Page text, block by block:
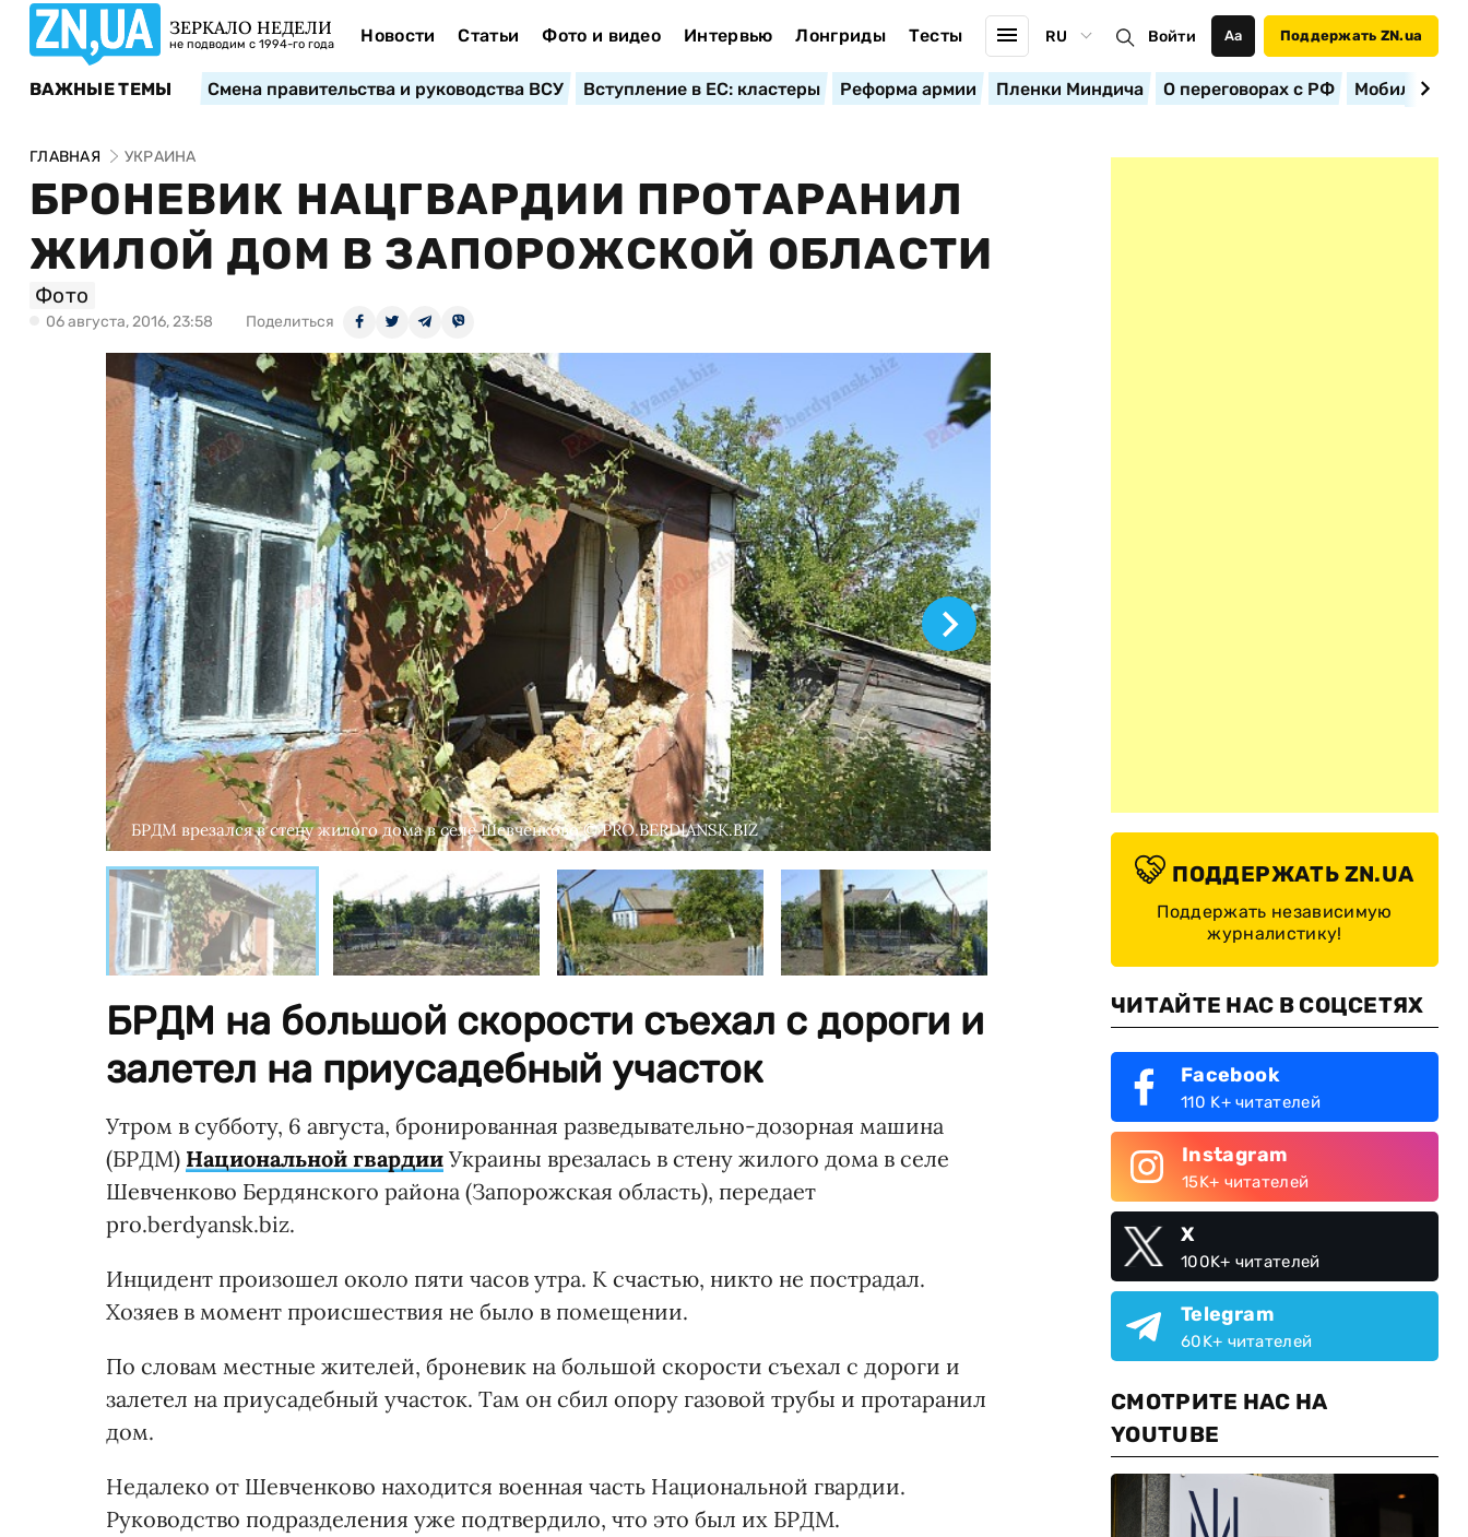
ЗЕРКАЛО НЕДЕЛИ
не подводим с 1994-го года Новости Статьи Фото и видео Интервью Лонгриды Тесты RU Войти Аа Поддержать ZN.ua
ВАЖНЫЕ ТЕМЫ Смена правительства и руководства ВСУ Вступление в ЕС: кластеры Реформа армии Пленки Миндича О переговорах с РФ
ГЛАВНАЯ УКРАИНА
БРОНЕВИК НАЦГВАРДИИ ПРОТАРАНИЛ
ЖИЛОЙ ДОМ В ЗАПОРОЖСКОЙ ОБЛАСТИ
Фото
06 августа, 2016, 23:58 Поделиться
БРДМ врезался в стену жилого дома в селе Шевченково © PRO.BERDIANSK.BIZ © PRO.BERDIANSK.BIZ
БРДМ на большой скорости съехал с дороги и
залетел на приусадебный участок
Утром в субботу, 6 августа, бронированная разведывательно-дозорная машина
(БРДМ) Национальной гвардии Украины врезалась в стену жилого дома в селе
Шевченково Бердянского района (Запорожская область), передает
pro.berdyansk.biz.
Инцидент произошел около пяти часов утра. К счастью, никто не пострадал.
Хозяев в момент происшествия не было в помещении.
По словам местные жителей, броневик на большой скорости съехал с дороги и
залетел на приусадебный участок. Там он сбил опору газовой трубы и протаранил
дом.
Недалеко от Шевченково находится военная часть Национальной гвардии.
Руководство подразделения уже подтвердило, что это был их БРДМ.
ПОДДЕРЖАТЬ ZN.UA
Поддержать независимую
журналистику!
ЧИТАЙТЕ НАС В СОЦСЕТЯХ
Facebook
110 K+ читателей
Instagram
15K+ читателей
X
100K+ читателей
Telegram
60K+ читателей
СМОТРИТЕ НАС НА
YOUTUBE